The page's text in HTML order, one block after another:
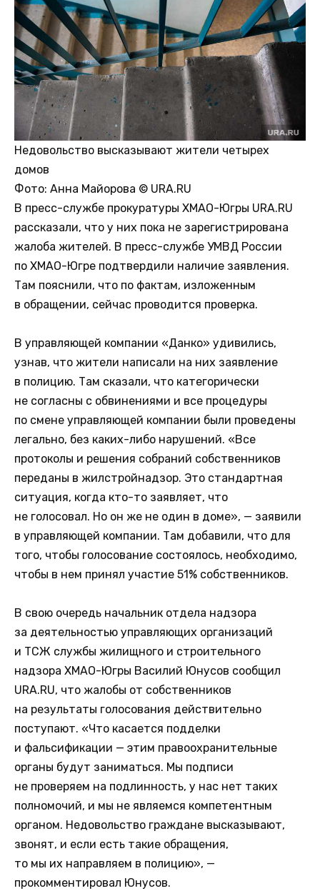
Недовольство высказывают жители четырех
домов
Фото: Анна Майорова © URA.RU
В пресс-службе прокуратуры ХМАО-Югры URA.RU
рассказали, что у них пока не зарегистрирована
жалоба жителей. В пресс-службе УМВД России
по ХМАО-Югре подтвердили наличие заявления.
Там пояснили, что по фактам, изложенным
в обращении, сейчас проводится проверка.
В управляющей компании «Данко» удивились,
узнав, что жители написали на них заявление
в полицию. Там сказали, что категорически
не согласны с обвинениями и все процедуры
по смене управляющей компании были проведены
легально, без каких-либо нарушений. «Все
протоколы и решения собраний собственников
переданы в жилстройнадзор. Это стандартная
ситуация, когда кто-то заявляет, что
не голосовал. Но он же не один в доме», — заявили
в управляющей компании. Там добавили, что для
того, чтобы голосование состоялось, необходимо,
чтобы в нем принял участие 51% собственников.
В свою очередь начальник отдела надзора
за деятельностью управляющих организаций
и ТСЖ службы жилищного и строительного
надзора ХМАО-Югры Василий Юнусов сообщил
URA.RU, что жалобы от собственников
на результаты голосования действительно
поступают. «Что касается подделки
и фальсификации — этим правоохранительные
органы будут заниматься. Мы подписи
не проверяем на подлинность, у нас нет таких
полномочий, и мы не являемся компетентным
органом. Недовольство граждане высказывают,
звонят, и если есть такие обращения,
то мы их направляем в полицию», —
прокомментировал Юнусов.